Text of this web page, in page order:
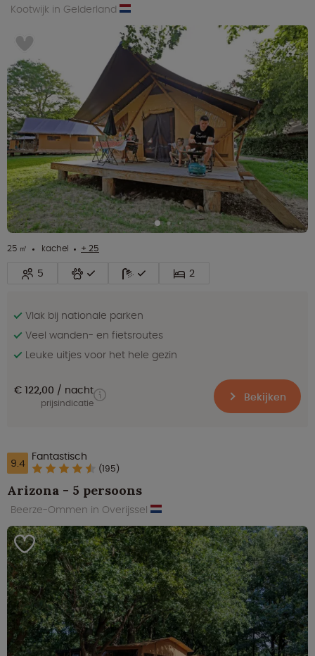
Kootwijk in Gelderland
25 ㎡ kachel + 25
5 2
Vlak bij nationale parken
Veel wanden- en fietsroutes
Leuke uitjes voor het hele gezin
€ 122,00 nacht
prijsindicatie Bekijken
9.4 Fantastisch
(195)
Arizona - 5 persoons
Beerze-Ommen in Overijssel